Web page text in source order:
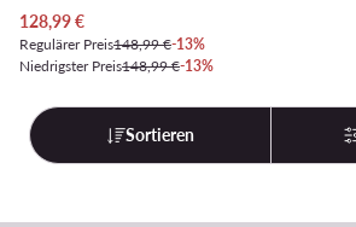
Aktueller Preis
128,99€
Regulärer Preis148,99 €-13%
Niedrigster Preis148,99 €-13%
Sortieren